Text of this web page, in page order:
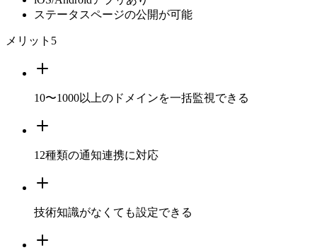
ステータスページの公開が可能
メリット 5
10〜1000以上のドメインを一括監視できる
12種類の通知連携に対応
技術知識がなくても設定できる